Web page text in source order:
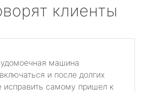
клиенты
машина
и после долгих
исправить самому пришел к